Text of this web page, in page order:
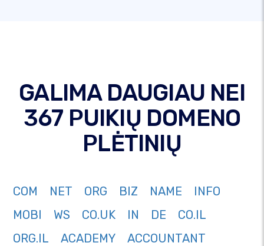
GALIMA DAUGIAU NEI
367 PUIKIŲ DOMENO
PLĖTINIŲ
COM NET ORG BIZ NAME
INFO
MOBI
WS CO.UK IN DE
CO.IL
ORG.IL
ACADEMY
ACCOUNTANT